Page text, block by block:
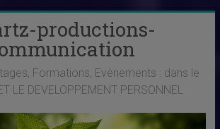
productions-
Formations, Evènements : dans le
LE DEVELOPPEMENT PERSONNEL